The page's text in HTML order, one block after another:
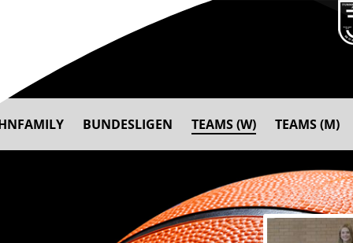
BUNDESLIGEN TEAMS (W) TEAMS (M)